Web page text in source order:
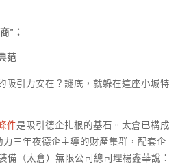
”：
范
吸引力安在？謎底，就躲在這座小城特
件是吸引德企扎根的基石。太倉已構成
三年夜德企主導的財產集群，配套企
備（太倉）無限公司總司理楊鑫華說：